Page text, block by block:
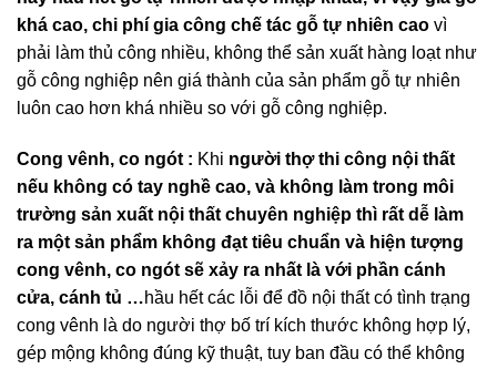
khá cao, chi phí gia công chế tác gỗ tự nhiên cao vì
phải làm thủ công nhiều, không thể sản xuất hàng loạt như
gỗ công nghiệp nên giá thành của sản phẩm gỗ tự nhiên
luôn cao hơn khá nhiều so với gỗ công nghiệp.
Cong vênh, co ngót : Khi người thợ thi công nội thất
nếu không có tay nghề cao, và không làm trong môi
trường sản xuất nội thất chuyên nghiệp thì rất dễ làm
ra một sản phẩm không đạt tiêu chuẩn và hiện tượng
cong vênh, co ngót sẽ xảy ra nhất là với phần cánh
cửa, cánh tủ …hầu hết các lỗi để đồ nội thất có tình trạng
cong vênh là do người thợ bố trí kích thước không hợp lý,
gép mộng không đúng kỹ thuật, tuy ban đầu có thể không